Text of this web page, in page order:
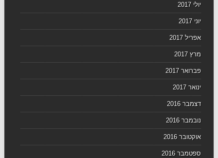
יולי 2017
יוני 2017
אפריל 2017
מרץ 2017
פברואר 2017
ינואר 2017
דצמבר 2016
נובמבר 2016
אוקטובר 2016
ספטמבר 2016